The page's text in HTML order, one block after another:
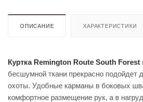
ОПИСАНИЕ ХАРАКТЕРИСТИКИ
Куртка Remington Route South Forest
бесшумной ткани прекрасно подойдет
охоты. Удобные карманы в боковых
комфортное размещение рук, а в